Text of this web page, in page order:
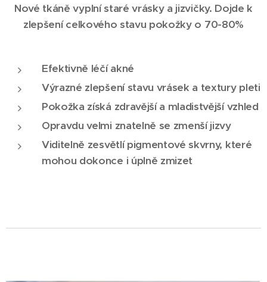
Nové tkáně vyplní staré vrásky a jizvičky. Dojde k
zlepšení celkového stavu pokožky o 70-80%
Efektivně léčí akné
Výrazné zlepšení stavu vrásek a textury pleti
Pokožka získá zdravější a mladistvější vzhled
Opravdu velmi znatelně se zmenší jizvy
Viditelně zesvětlí pigmentové skvrny, které
mohou dokonce i úplně zmizet